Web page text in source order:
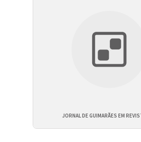
JORNAL DE GUIMARÃES EM